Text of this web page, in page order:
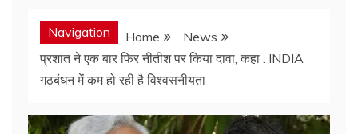
Navigation Home
News
प्रशांत ने एक बार फिर नीतीश पर किया दावा, कहा : INDIA
गठबंधन में कम हो रही है विश्वसनीयता